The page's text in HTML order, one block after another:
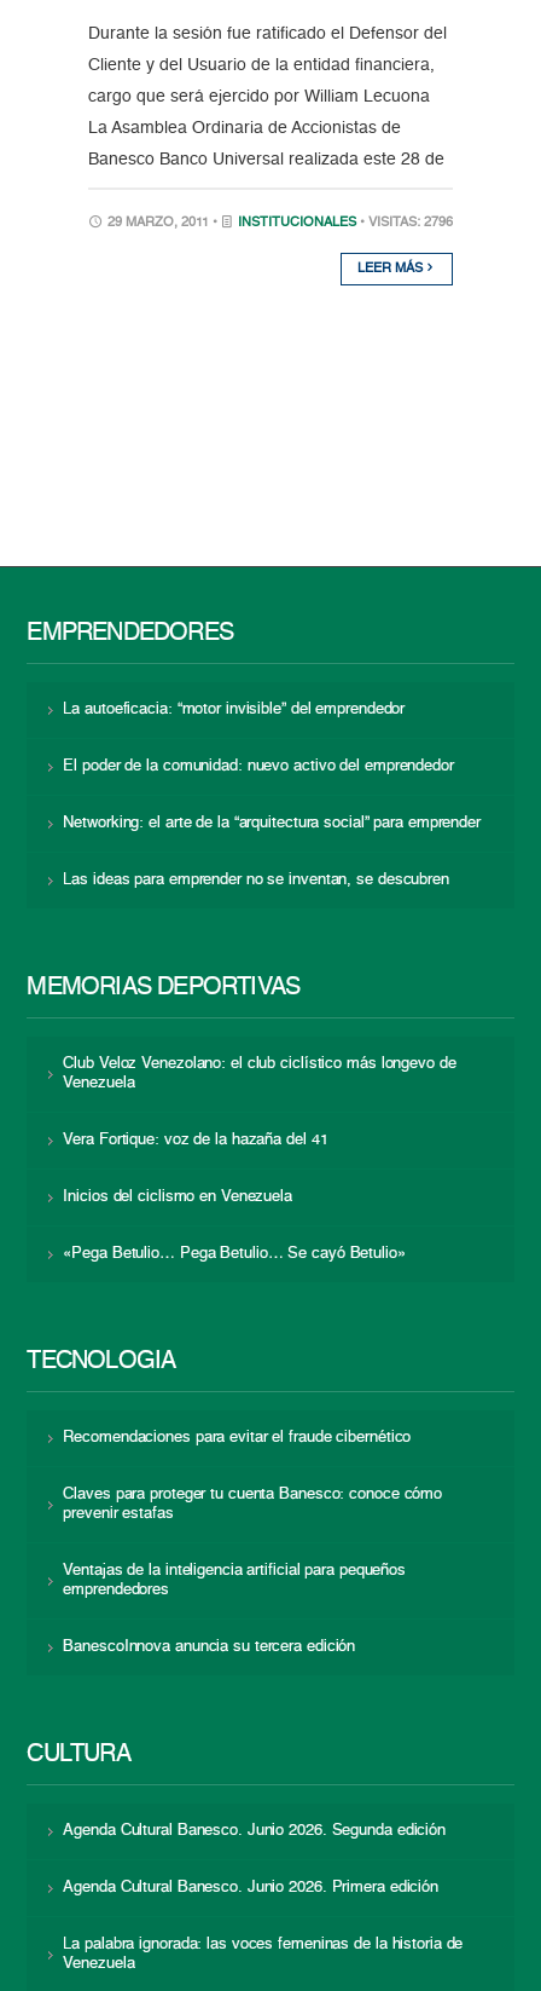
Durante la sesión fue ratificado el Defensor del
Cliente y del Usuario de la entidad financiera,
cargo que será ejercido por William Lecuona
La Asamblea Ordinaria de Accionistas de
Banesco Banco Universal realizada este 28 de
29 MARZO, 2011 • INSTITUCIONALES • VISITAS: 2796
LEER MÁS
EMPRENDEDORES
La autoeficacia: “motor invisible” del emprendedor
El poder de la comunidad: nuevo activo del emprendedor
Networking: el arte de la “arquitectura social” para emprender
Las ideas para emprender no se inventan, se descubren
MEMORIAS DEPORTIVAS
Club Veloz Venezolano: el club ciclístico más longevo de
Venezuela
Vera Fortique: voz de la hazaña del 41
Inicios del ciclismo en Venezuela
«Pega Betulio… Pega Betulio… Se cayó Betulio»
TECNOLOGÍA
Recomendaciones para evitar el fraude cibernético
Claves para proteger tu cuenta Banesco: conoce cómo
prevenir estafas
Ventajas de la inteligencia artificial para pequeños
emprendedores
BanescoInnova anuncia su tercera edición
CULTURA
Agenda Cultural Banesco. Junio 2026. Segunda edición
Agenda Cultural Banesco. Junio 2026. Primera edición
La palabra ignorada: las voces femeninas de la historia de
Venezuela